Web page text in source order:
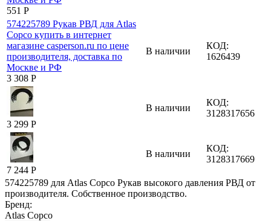
‍551‍ Р
3 308 Р
В наличии
КОД:
1626439
3 299 Р
В наличии
КОД:
3128317656
7 244 Р
В наличии
КОД:
3128317669
574225789 для Atlas Copco Рукав высокого давления РВД от
производителя. Собственное производство.
Бренд:
Atlas Copco